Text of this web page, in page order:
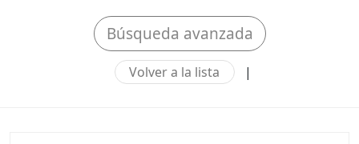
Búsqueda avanzada
Volver a la lista |